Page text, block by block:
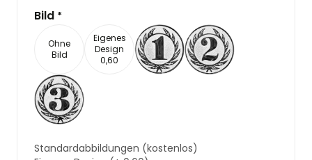
Bild *
Ohne
Bild
Eigenes
Design
0,60
Standardabbildungen (kostenlos)